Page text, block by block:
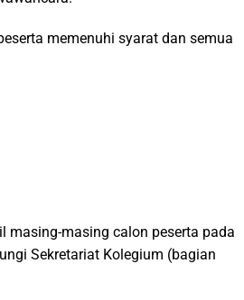
memenuhi syarat dan semua
masing-masing calon peserta pada
Sekretariat Kolegium (bagian